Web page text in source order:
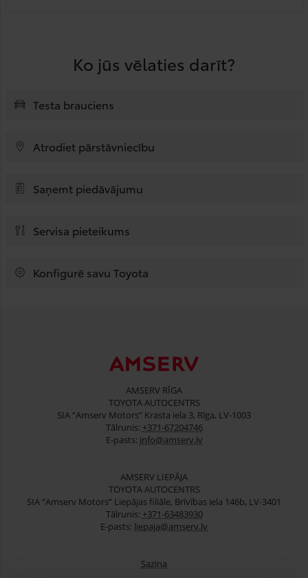
Ko jūs vēlaties darīt?
Testa brauciens
Atrodiet pārstāvniecību
Saņemt piedāvājumu
Servisa pieteikums
Konfigurē savu Toyota
AMSERV RĪGA
TOYOTA AUTOCENTRS
SIA “Amserv Motors” Krasta iela 3, Rīga, LV-1003
Tālrunis: +371-67204746
E-pasts: info@amserv.lv
AMSERV LIEPĀJA
TOYOTA AUTOCENTRS
SIA “Amserv Motors” Liepājas filiāle, Brīvības iela 146b, LV-3401
Tālrunis: +371-63483930
E-pasts: liepaja@amserv.lv
Saziņa